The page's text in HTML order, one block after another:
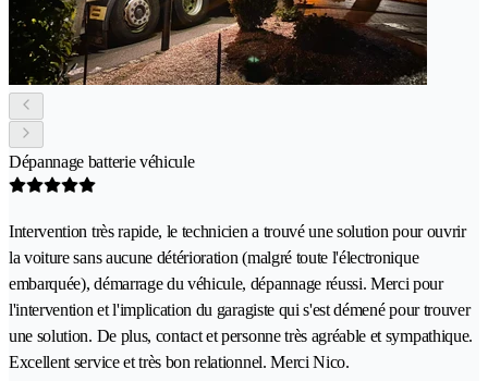
Dépannage batterie véhicule
Intervention très rapide, le technicien a trouvé une solution pour ouvrir
la voiture sans aucune détérioration (malgré toute l'électronique
embarquée), démarrage du véhicule, dépannage réussi. Merci pour
l'intervention et l'implication du garagiste qui s'est démené pour trouver
une solution. De plus, contact et personne très agréable et sympathique.
Excellent service et très bon relationnel. Merci Nico.